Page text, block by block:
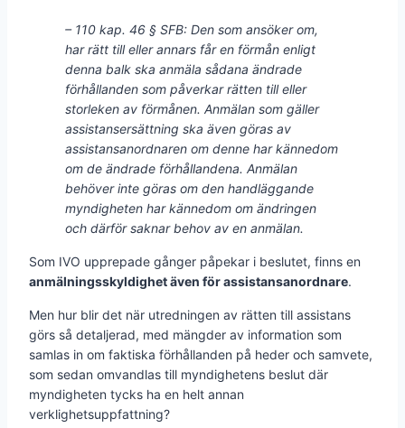
– 110 kap. 46 § SFB: Den som ansöker om,
har rätt till eller annars får en förmån enligt
denna balk ska anmäla sådana ändrade
förhållanden som påverkar rätten till eller
storleken av förmånen. Anmälan som gäller
assistansersättning ska även göras av
assistansanordnaren om denne har kännedom
om de ändrade förhållandena. Anmälan
behöver inte göras om den handläggande
myndigheten har kännedom om ändringen
och därför saknar behov av en anmälan.
Som IVO upprepade gånger påpekar i beslutet, finns en
anmälningsskyldighet även för assistansanordnare.
Men hur blir det när utredningen av rätten till assistans
görs så detaljerad, med mängder av information som
samlas in om faktiska förhållanden på heder och samvete,
som sedan omvandlas till myndighetens beslut där
myndigheten tycks ha en helt annan
verklighetsuppfattning?